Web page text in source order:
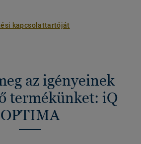
kapcsolattartóját
az igényeinek
termékünket: iQ
OPTIMA